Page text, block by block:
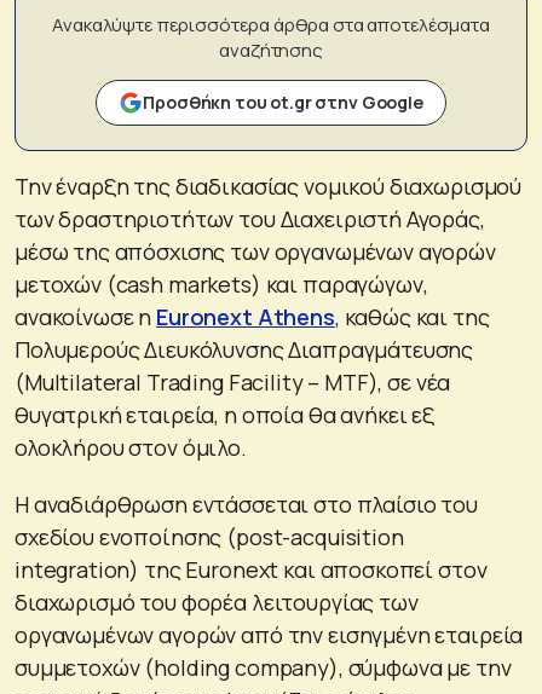
Ανακαλύψτε περισσότερα άρθρα στα αποτελέσματα
αναζήτησης
Προσθήκη του ot.gr στην Google
Την έναρξη της διαδικασίας νομικού διαχωρισμού
των δραστηριοτήτων του Διαχειριστή Αγοράς,
μέσω της απόσχισης των οργανωμένων αγορών
μετοχών (cash markets) και παραγώγων,
ανακοίνωσε η Euronext Athens, καθώς και της
Πολυμερούς Διευκόλυνσης Διαπραγμάτευσης
(Multilateral Trading Facility – MTF), σε νέα
θυγατρική εταιρεία, η οποία θα ανήκει εξ
ολοκλήρου στον όμιλο.
Η αναδιάρθρωση εντάσσεται στο πλαίσιο του
σχεδίου ενοποίησης (post-acquisition
integration) της Euronext και αποσκοπεί στον
διαχωρισμό του φορέα λειτουργίας των
οργανωμένων αγορών από την εισηγμένη εταιρεία
συμμετοχών (holding company), σύμφωνα με την